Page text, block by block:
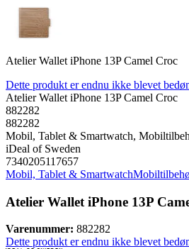
Atelier Wallet iPhone 13P Camel Croc
Dette produkt er endnu ikke blevet
Atelier Wallet iPhone 13P Camel Croc
882282
882282
Mobil, Tablet & Smartwatch,
iDeal of Sweden
7340205117657
Mobil, Tablet & Smartwatch
Atelier Wallet iPhone 13P
Varenummer: 882282
Dette produkt er endnu ikke blevet